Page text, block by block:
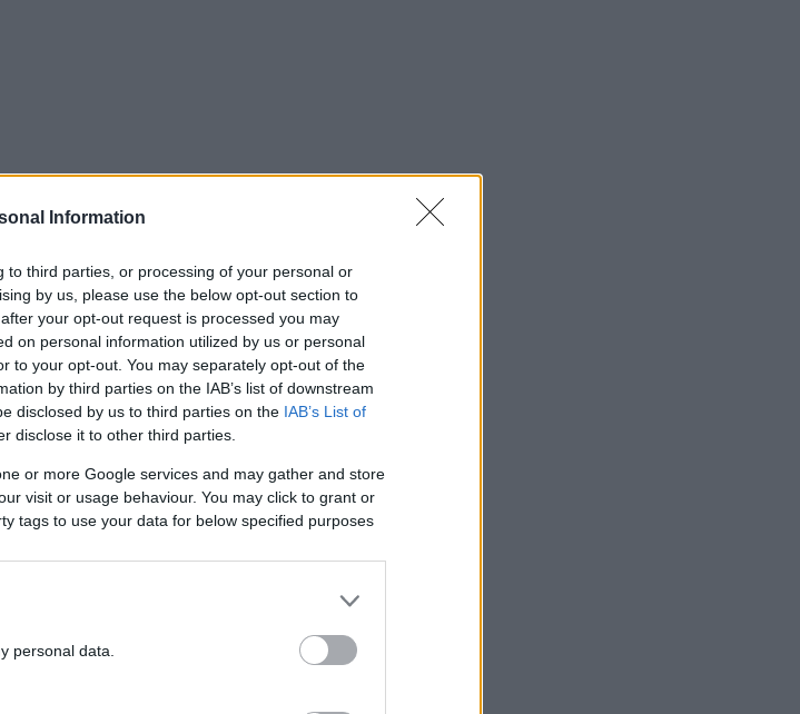
Information
to third parties, or processing of your personal or
by us, please use the below opt-out section to
your opt-out request is processed you may
on personal information utilized by us or personal
to your opt-out. You may separately opt-out of the
by third parties on the IAB’s list of downstream
disclosed by us to third parties on the IAB’s List of
disclose it to other third parties.
or more Google services and may gather and store
visit or usage behaviour. You may click to grant or
tags to use your data for below specified purposes
personal data.
να φθάσει στα ηπειρωτικά τους 38 με 39
Κελσίου και στα νησιά τους 35 με